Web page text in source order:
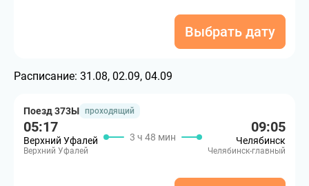
Выбрать дату
Расписание: 31.08, 02.09, 04.09
Поезд 373Ы проходящий
05:17
Верхний Уфалей
Верхний Уфалей
3 ч 48 мин
09:05
Челябинск
Челябинск-главный